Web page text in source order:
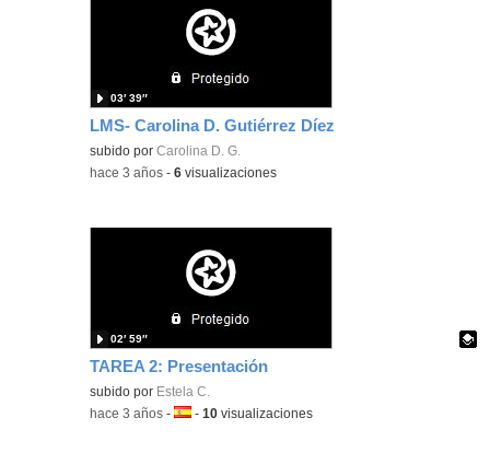
LMS- Carolina D. Gutiérrez Díez
subido porCarolina D. G.
03′ 39″
-hace 3 años -6 visualizaciones
TAREA 2: Presentación
Contenido educativo.
subido por Estela C.
02′ 59″
-hace 3 años -Idioma:
-10 visualizaciones